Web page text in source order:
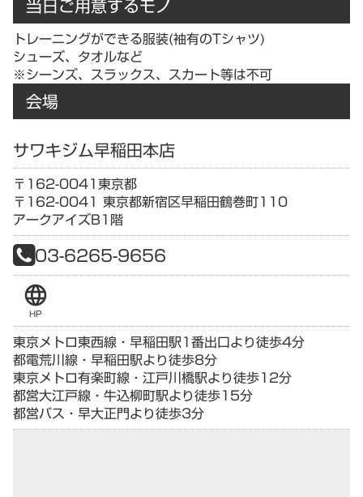
トレーニングができる服装(袖有のTシャツ)
シューズ、タオルなど
※シーンズ、スラックス、スカート等は不可
会場
サワキジム早稲田本店
〒162-0041東京都
〒162-0041 東京都新宿区早稲田鶴巻町110
アークアイズB1階
03-6265-9656
language
HP
東京メトロ東西線・早稲田駅1番出口より徒歩4分
都電荒川線・早稲田駅より徒歩8分
東京メトロ有楽町線・江戸川橋駅より徒歩12分
都営大江戸線・牛込柳町駅より徒歩15分
都営バス・早大正門より徒歩3分